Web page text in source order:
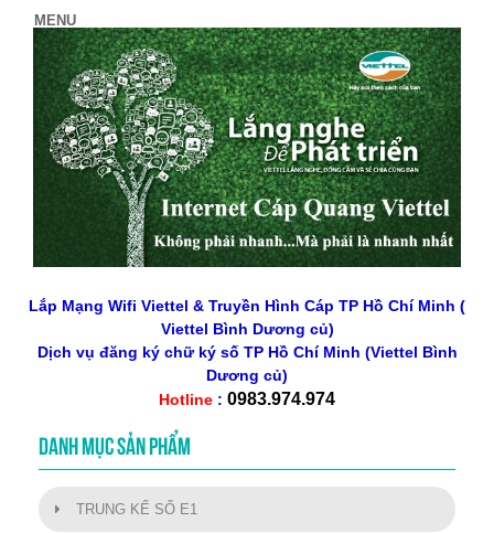
Lắp Mạng Wifi Viettel & Truyền Hình Cáp TP Hồ Chí Minh (
Viettel Bình Dương củ)
Dịch vụ đăng ký chữ ký số TP Hồ Chí Minh (Viettel Bình
Dương củ)
Hotline : 0983.974.974
DANH MỤC SẢN PHẨM
TRUNG KẾ SỐ E1